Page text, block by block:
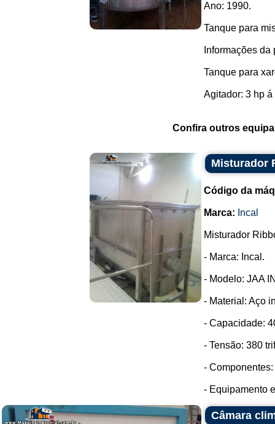
Ano: 1990.
Tanque para
Informações
Tanque para
Agitador: 3 hp á
Confira outros
Misturador
Código da
Marca: Incal
Misturador
- Marca: Incal.
- Modelo: JAA
- Material: Aço
- Capacidade:
- Tensão: 380
-
- Equipamento
Câmara